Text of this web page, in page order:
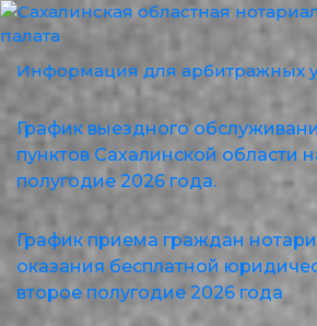
Информация для арбитражных
График выездного
пунктов Сахалинской области
полугодие 2026 года.
График приема граждан
оказания бесплатной
второе полугодие 2026 года